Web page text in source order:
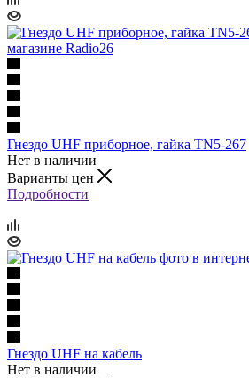
Гнездо UHF приборное, гайка TN5-267
Нет в наличии
Варианты цен
Подробности
Гнездо UHF на кабель
Нет в наличии